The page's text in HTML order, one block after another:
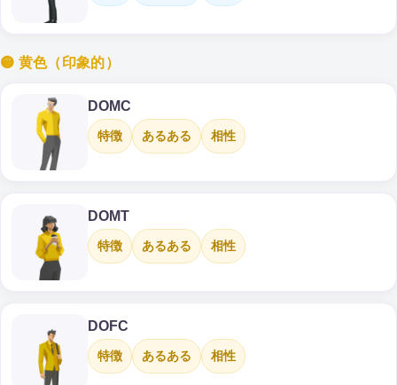
🟡 黄色（印象的）
DOMC
特徴 あるある 相性
DOMT
特徴 あるある 相性
DOFC
特徴 あるある 相性